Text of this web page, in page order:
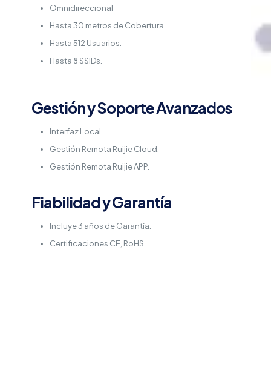
Omnidireccional
Hasta 30 metros de Cobertura.
Hasta 512 Usuarios.
Hasta 8 SSIDs.
Gestión y Soporte Avanzados
Interfaz Local.
Gestión Remota Ruijie Cloud.
Gestión Remota Ruijie APP.
Fiabilidad y Garantía
Incluye 3 años de Garantía.
Certificaciones CE, RoHS.